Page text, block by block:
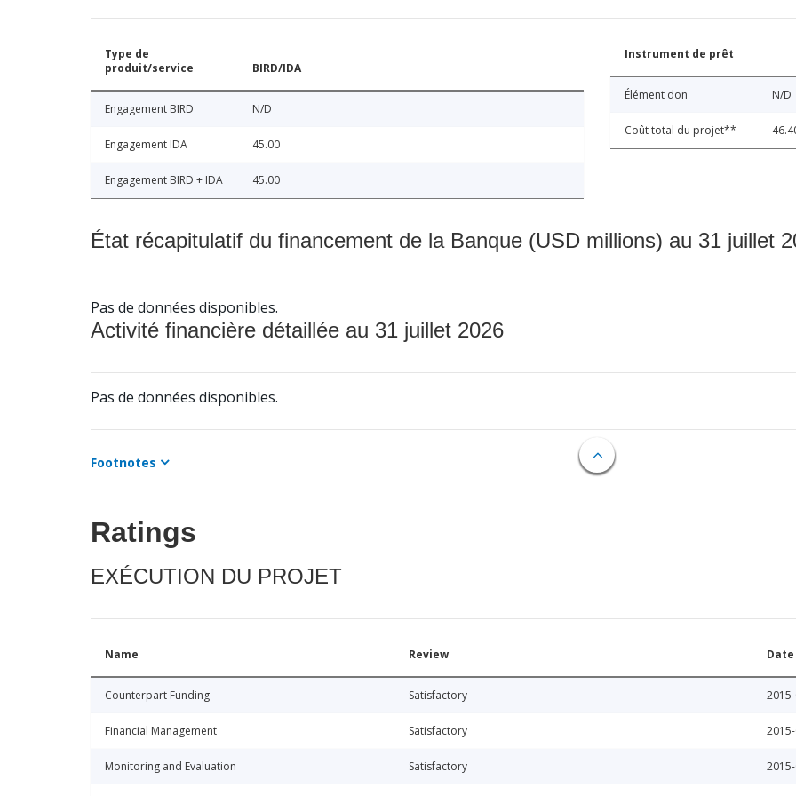
Type de
produit/service
BIRD/IDA
Engagement BIRD N/D
Engagement IDA 45.00
Engagement BIRD + IDA 45.00
Instrument de prêt
Élément don N/D
Coût total du projet**
État récapitulatif du financement de la Banque (USD millions) au 31 juillet
Pas de données disponibles.
Activité financière détaillée au 31 juillet 2026
Pas de données disponibles.
Footnotes
Ratings
EXÉCUTION DU PROJET
Name Review Date
Counterpart Funding Satisfactory
Financial Management Satisfactory
Monitoring and Evaluation Satisfactory